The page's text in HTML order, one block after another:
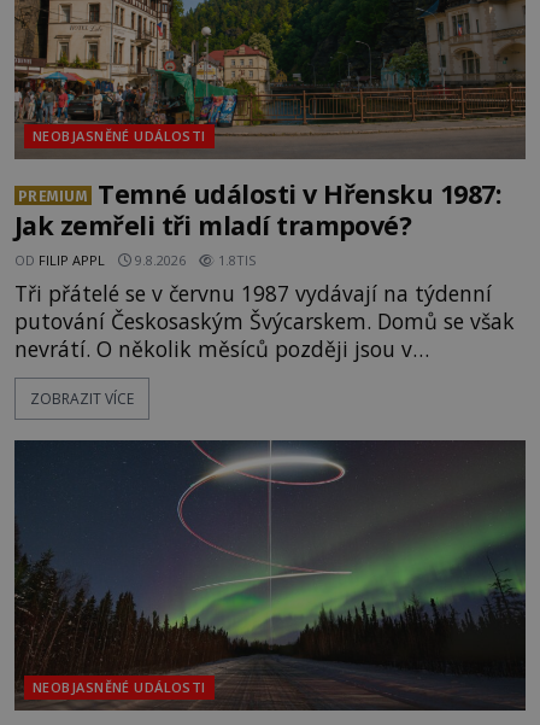
NEOBJASNĚNÉ UDÁLOSTI
PREMIUM
Temné události v Hřensku 1987:
Jak zemřeli tři mladí trampové?
OD FILIP APPL 9.8.2026 1.8TIS
Tři přátelé se v červnu 1987 vydávají na týdenní
putování Českosaským Švýcarskem. Domů se však
nevrátí. O několik měsíců později jsou v
nepřístupných skalách u Hřenska nalezeny jejich
kostry – a s nimi stopy, které se jen obtížně slučují
přírodní živel, neznámý útočník, nebo někdo, koho
tehdejší režim nechtěl odhalit? [gallery
ids="171131,171132,1711
ZOBRAZIT VÍCE
NEOBJASNĚNÉ UDÁLOSTI